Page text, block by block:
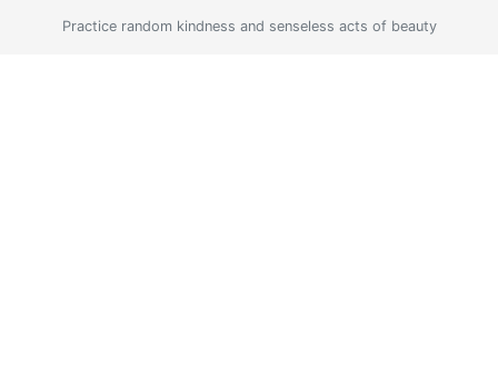
Practice random kindness and senseless acts of beauty